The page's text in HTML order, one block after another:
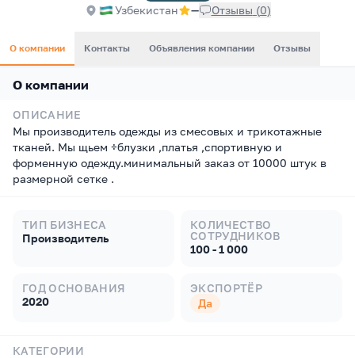
Узбекистан — Отзывы (0)
О компании Контакты Объявления компании Отзывы
О компании
ОПИСАНИЕ
Мы производитель одежды из смесовых и трикотажные
тканей. Мы щьем ÷блузки ,платья ,спортивную и
форменную одежду.минимальный заказ от 10000 штук в
размерной сетке .
ТИП БИЗНЕСА
Производитель
КОЛИЧЕСТВО
СОТРУДНИКОВ
100 - 1 000
ГОД ОСНОВАНИЯ
2020
ЭКСПОРТЁР
Да
КАТЕГОРИИ